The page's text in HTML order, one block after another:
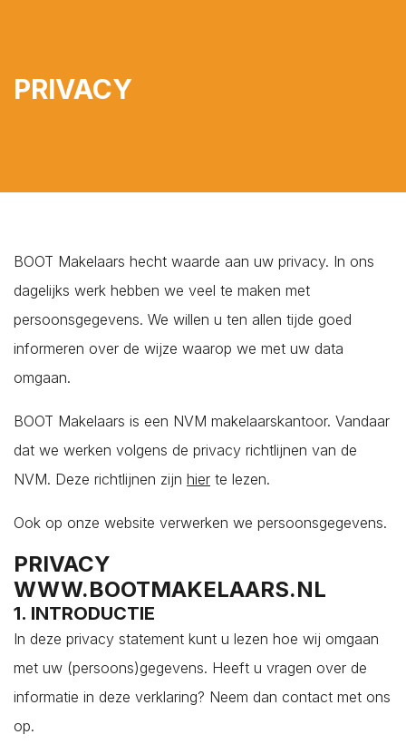
PRIVACY
BOOT Makelaars hecht waarde aan uw privacy. In ons
dagelijks werk hebben we veel te maken met
persoonsgegevens. We willen u ten allen tijde goed
informeren over de wijze waarop we met uw data
omgaan.
BOOT Makelaars is een NVM makelaarskantoor. Vandaar
dat we werken volgens de privacy richtlijnen van de
NVM. Deze richtlijnen zijn hier te lezen.
Ook op onze website verwerken we persoonsgegevens.
PRIVACY
WWW.BOOTMAKELAARS.NL
1. INTRODUCTIE
In deze privacy statement kunt u lezen hoe wij omgaan
met uw (persoons)gegevens. Heeft u vragen over de
informatie in deze verklaring? Neem dan contact met ons
op.
PLAATSEN
Plaatsen*
Aagtekerke
Arnemuiden
Baarland
Biggekerke